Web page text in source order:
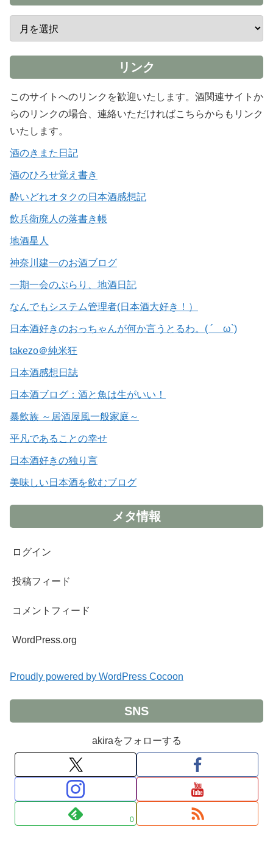
リンク
このサイトへのリンクを歓迎いたします。酒関連サイトか
らのリンクの場合、連絡いただければこちらからもリンク
いたします。
酒のきまた日記
酒のひろせ覚え書き
酔いどれオタクの日本酒感想記
飲兵衛廃人の落書き帳
地酒星人
神奈川建一のお酒ブログ
一期一会のぶらり、地酒日記
なんでもシステム管理者(日本酒大好き！）
日本酒好きのおっちゃんが何か言うとるわ。( ´ ω`)
takezo＠純米狂
日本酒感想日誌
日本酒ブログ：酒と魚は生がいい！
暴飲族 ～居酒屋風一般家庭～
平凡であることの幸せ
日本酒好きの独り言
美味しい日本酒を飲むブログ
メタ情報
ログイン
投稿フィード
コメントフィード
WordPress.org
Proudly powered by WordPress Cocoon
SNS
akiraをフォローする
0